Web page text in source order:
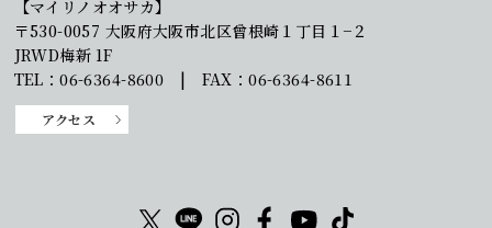
【マイリノオオサカ】
〒530-0057 大阪府大阪市北区曾根崎１丁目１−２
JRWD梅新 1F
TEL：06-6364-8600 | FAX：06-6364-8611
アクセス